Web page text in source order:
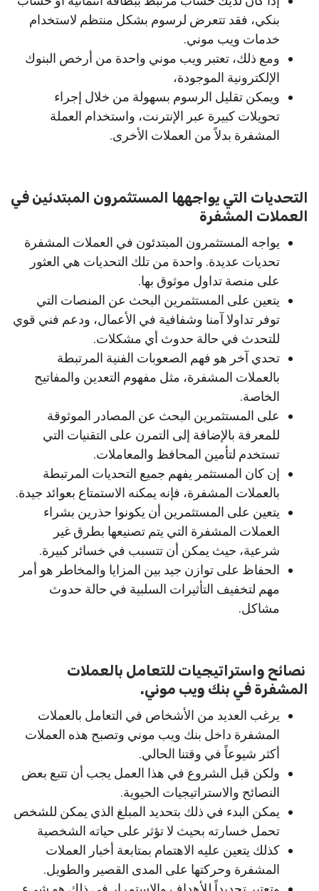
بنكي، فقد تتعرض لرسوم بشكل منتظم لاستخدام
خدمات ويب موني.
ومع ذلك، تعتبر ويب موني واحدة من أرخص البنوك
الإلكترونية الموجودة،
ويمكن تقليل الرسوم بسهولة من خلال إجراء
تحويلات كبيرة عبر الإنترنت، واستخدام العملة
المشفرة بدلاً من العملات الأخرى.
التحديات التي يواجهها المستثمرون المبتدئين في
العملات المشفرة
يواجه المستثمرون المبتدئون في العملات المشفرة
تحديات عديدة. واحدة من تلك التحديات هي العثور
على منصة تداول موثوق بها.
يتعين على المستثمرين البحث عن المنصات التي
توفر تداولا آمنا وشفافية في الأعمال، ودعم فني قوي
للتحدث في حالة حدوث أي مشكلات.
تحدي آخر هو فهم الصعوبات الفنية المرتبطة
بالعملات المشفرة، مثل مفهوم التعدين والمفاتيح
الخاصة.
على المستثمرين البحث عن المصادر الموثوقة
للمعرفة بالإضافة إلى التمرن على التقنيات التي
تستخدم لتأمين المحافظ والمعاملات.
إن كان المستثمر يفهم جميع التحديات المرتبطة
بالعملات المشفرة، فإنه يمكنه الاستمتاع بعوائد جيدة.
يتعين على المستثمرين أن يكونوا حذرين بشراء
العملات المشفرة التي يتم تصنيعها بطرق غير
شرعية، حيث يمكن أن تتسبب في خسائر كبيرة.
الحفاظ على توازن جيد بين المزايا والمخاطر هو أمر
مهم لتخفيف التأثيرات السلبية في حالة حدوث
مشاكل.
نصائح واستراتيجيات للتعامل بالعملات
المشفرة في بنك ويب موني.
يرغب العديد من الأشخاص في التعامل بالعملات
المشفرة داخل بنك ويب موني وتصبح هذه العملات
أكثر شيوعاً في وقتنا الحالي.
ولكن قبل الشروع في هذا العمل يجب أن تتبع بعض
النصائح والاستراتيجيات الحيوية.
يمكن البدء في ذلك بتحديد المبلغ الذي يمكن للشخص
تحمل خسارته بحيث لا تؤثر على حياته الشخصية
كذلك يتعين عليه الاهتمام بمتابعة أخبار العملات
المشفرة وحركتها على المدى القصير والطويل.